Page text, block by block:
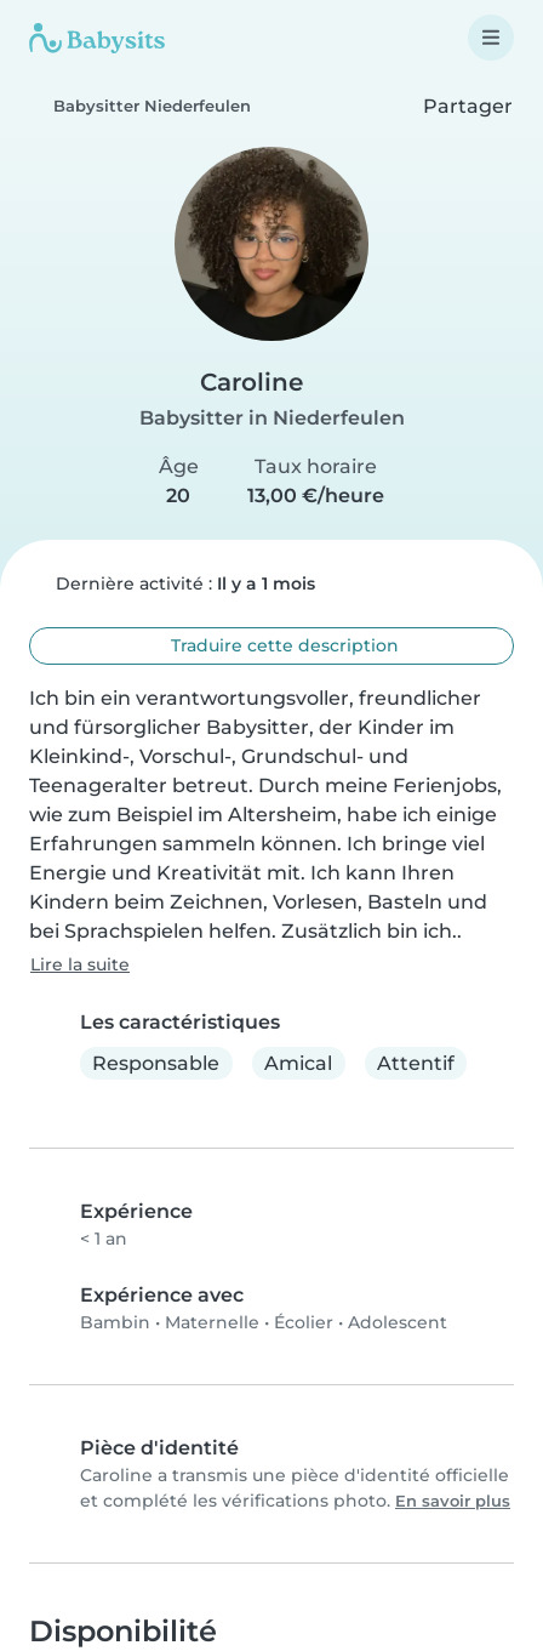
Babysitter Niederfeulen Partager
Caroline
Babysitter in Niederfeulen
Âge
20
Taux horaire
13,00 €/heure
Dernière activité : Il y a 1 mois
Traduire cette description
Ich bin ein verantwortungsvoller, freundlicher
und fürsorglicher Babysitter, der Kinder im
Kleinkind-, Vorschul-, Grundschul- und
Teenageralter betreut. Durch meine Ferienjobs,
wie zum Beispiel im Altersheim, habe ich einige
Erfahrungen sammeln können. Ich bringe viel
Energie und Kreativität mit. Ich kann Ihren
Kindern beim Zeichnen, Vorlesen, Basteln und
bei Sprachspielen helfen. Zusätzlich bin ich..
Lire la suite
Les caractéristiques
Responsable
Amical Attentif
Expérience
< 1 an
Expérience avec
Bambin • Maternelle • Écolier • Adolescent
Pièce d'identité
Caroline a transmis une pièce d'identité officielle
et complété les vérifications photo. En savoir plus
Disponibilité